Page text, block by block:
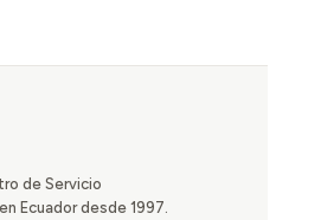
de Servicio
Ecuador desde 1997.